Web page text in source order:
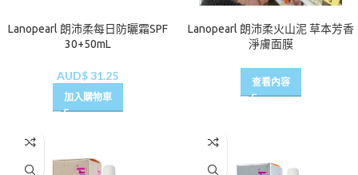
Lanopearl 朗沛柔每日防曬霜SPF
30+50mL
AUD$31.25
加入購物車
Lanopearl 朗沛柔火山泥 草本芳香
淨膚面膜
查看內容